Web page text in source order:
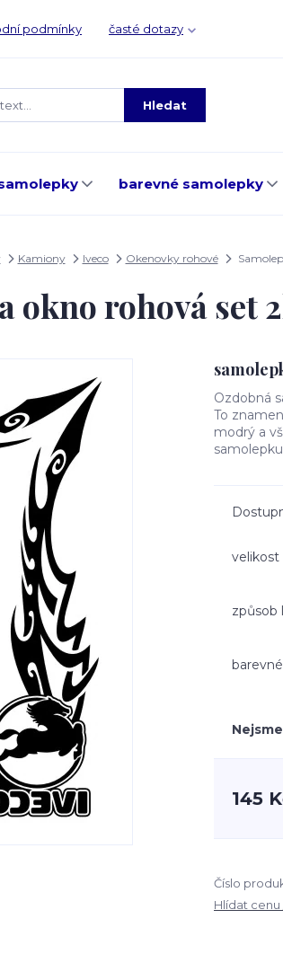
podmínky časté dotazy
Hledat
barevné samolepky
Kamiony Iveco Okenovky rohové
okno rohová set
Ozdobná
To
modrý a
velikost
způsob
145
Číslo
Hlídat